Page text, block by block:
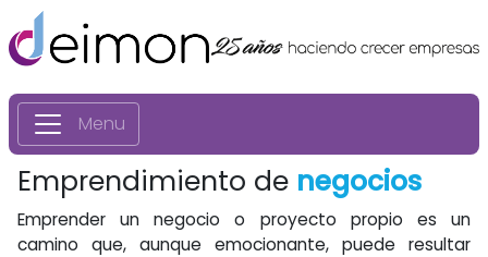
Menu
Emprendimiento de negocios
Emprender un negocio o proyecto propio es un
camino que, aunque emocionante, puede resultar